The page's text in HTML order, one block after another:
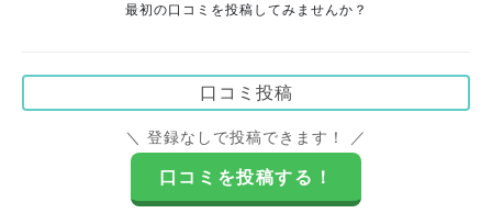
最初の口コミを投稿してみませんか？
口コミ投稿
＼ 登録なしで投稿できます！ ／
口コミを投稿する！